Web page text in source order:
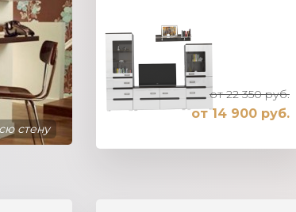
стену
от 22 350 руб.
от 14 900 руб.